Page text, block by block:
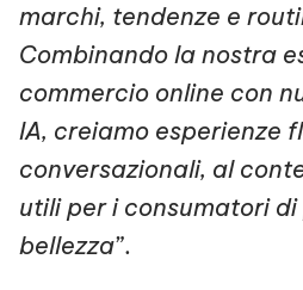
marchi, tendenze e
Combinando la nostra
commercio online con
IA, creiamo esperienze
conversazionali, al
utili per i consumatori
bellezza”.